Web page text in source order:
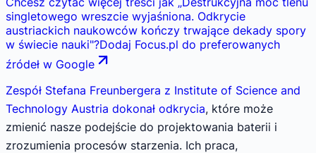
singletowego wreszcie wyjaśniona. Odkrycie
austriackich naukowców kończy trwające dekady spory
w świecie nauki"?Dodaj Focus.pl do preferowanych
źródeł w Google
Zespół Stefana Freunbergera z Institute of Science and
Technology Austria dokonał odkrycia, które może
zmienić nasze podejście do projektowania baterii i
zrozumienia procesów starzenia. Ich praca,